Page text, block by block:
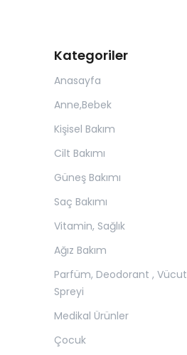
Kategoriler
Anasayfa
Anne,Bebek
Kişisel Bakım
Cilt Bakımı
Güneş Bakımı
Saç Bakımı
Vitamin, Sağlık
Ağız Bakım
Parfüm, Deodorant , Vücut
Spreyi
Medikal Ürünler
Çocuk